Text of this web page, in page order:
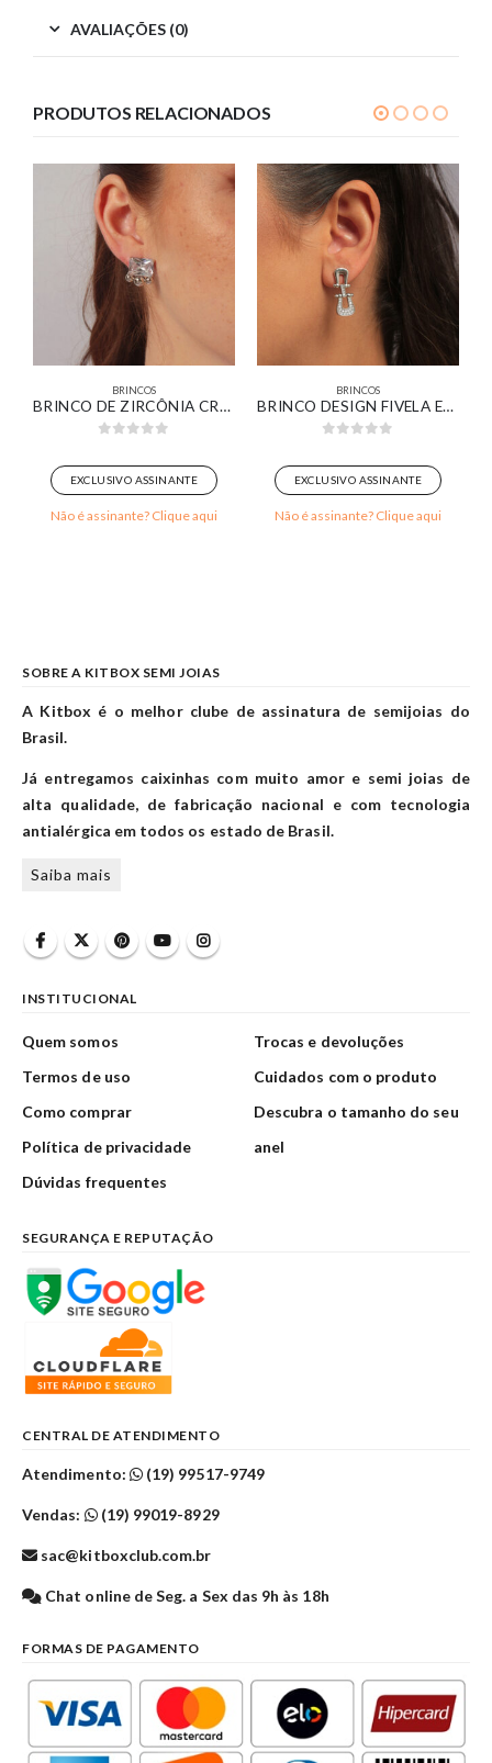
AVALIAÇÕES (0)
PRODUTOS RELACIONADOS
BRINCOS
BRINCO DE ZIRCÔNIA CRISTAL RETANGULAR COM DETALHES BANHADO EM OURO BRANCO
EXCLUSIVO ASSINANTE
Não é assinante? Clique aqui
BRINCOS
BRINCO DESIGN FIVELA ESTILIZADA BANHADO EM OURO BRANCO
EXCLUSIVO ASSINANTE
Não é assinante? Clique aqui
SOBRE A KITBOX SEMI JOIAS
A Kitbox é o melhor clube de assinatura de semijoias do
Brasil.
Já entregamos caixinhas com muito amor e semi joias de
alta qualidade, de fabricação nacional e com tecnologia
antialérgica em todos os estado de Brasil.
Saiba mais
INSTITUCIONAL
Quem somos
Termos de uso
Como comprar
Política de privacidade
Dúvidas frequentes
Trocas e devoluções
Cuidados com o produto
Descubra o tamanho do seu
anel
SEGURANÇA E REPUTAÇÃO
CENTRAL DE ATENDIMENTO
Atendimento: (19) 99517-9749
Vendas: (19) 99019-8929
sac@kitboxclub.com.br
Chat online de Seg. a Sex das 9h às 18h
FORMAS DE PAGAMENTO